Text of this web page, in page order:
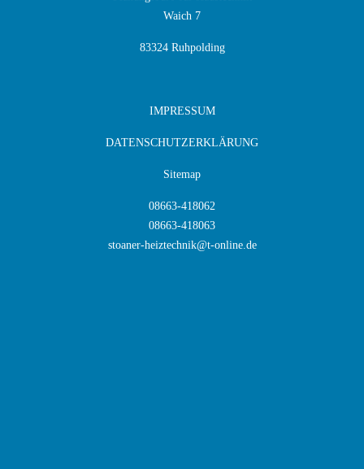
Waich 7
83324 Ruhpolding
IMPRESSUM
DATENSCHUTZERKLÄRUNG
Sitemap
08663-418062
08663-418063
stoaner-heiztechnik@t-online.de